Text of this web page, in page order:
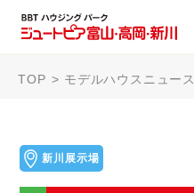
TOP モデルハウスニュース
新川展示場